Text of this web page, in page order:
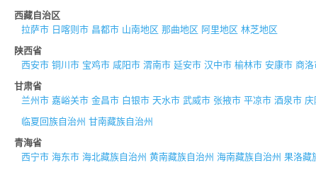
西藏自治区
拉萨市 日喀则市 昌都市 山南地区 那曲地区 阿里地区 林芝地区
陕西省
西安市 铜川市 宝鸡市 咸阳市 渭南市 延安市 汉中市 榆林市 安康市 商洛
甘肃省
兰州市 嘉峪关市 金昌市 白银市 天水市 武威市 张掖市 平凉市 酒泉市 庆
临夏回族自治州 甘南藏族自治州
青海省
西宁市 海东市 海北藏族自治州 黄南藏族自治州 海南藏族自治州 果洛藏